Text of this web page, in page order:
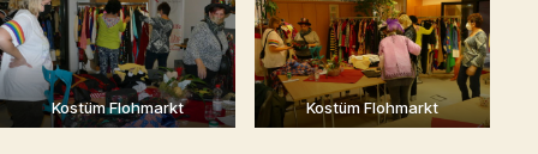
Kostüm Flohmarkt Kostüm Flohmarkt